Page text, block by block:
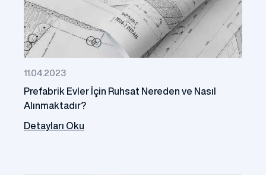
11.04.2023
Prefabrik Evler İçin Ruhsat Nereden ve Nasıl
Alınmaktadır?
Detayları Oku